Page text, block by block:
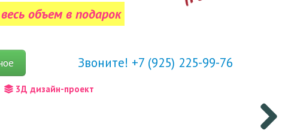
объем в подарок
Звоните! +7 (925) 225-99-76
3Д дизайн-проект